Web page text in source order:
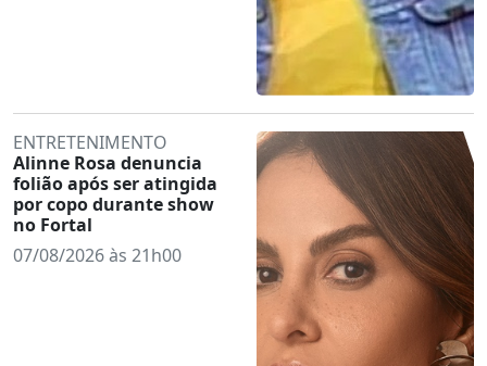
ENTRETENIMENTO
Alinne Rosa denuncia
folião após ser atingida
por copo durante show
no Fortal
07/08/2026 às 21h00